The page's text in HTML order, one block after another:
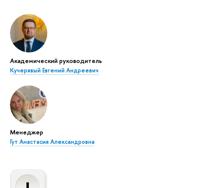
Академический руководитель
Кучерявый Евгений Андреевич
Менеджер
Гут Анастасия Александровна